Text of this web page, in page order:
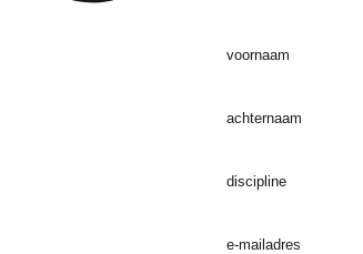
voornaam
achternaam
discipline
e-mailadres